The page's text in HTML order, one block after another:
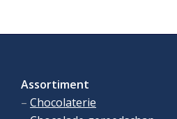
Assortiment
– Chocolaterie